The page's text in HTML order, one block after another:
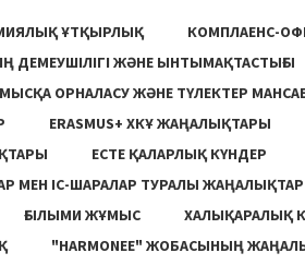
ҰТҚЫРЛЫҚ
КОМПЛАЕНС-
ДЕМЕУШІЛІГІ ЖӘНЕ ЫНТЫМАҚТАСТЫҒЫ
ОРНАЛАСУ ЖƏНЕ ТҮЛЕКТЕР
ERASMUS+ ХКҰ ЖАҢАЛЫҚТАРЫ
ЕСТЕ ҚАЛАРЛЫҚ КҮНДЕР
МЕН ІС-ШАРАЛАР ТУРАЛЫ ЖАҢАЛЫҚТАР
ҒЫЛЫМИ ЖҰМЫС
ХАЛЫҚАРАЛЫҚ
"HARMONEE" ЖОБАСЫНЫҢ